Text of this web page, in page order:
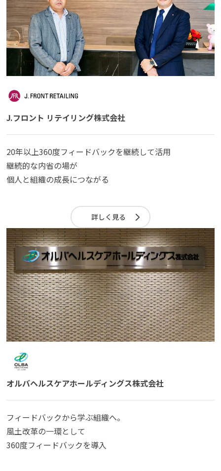
J.フロント リテイリング株式会社
20年以上360度フィードバックを継続して活用
継続的な内省の場が
個人と組織の成長につながる
詳しく見る
オルバヘルスケアホールディングス株式会社
フィードバックから学ぶ組織へ。
風土改革の一環として
360度フィードバックを導入